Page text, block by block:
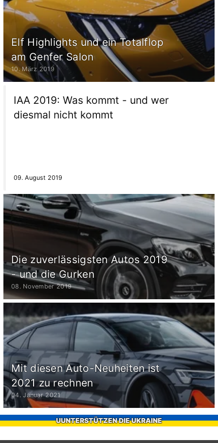
Elf Highlights und ein Totalflop
am Genfer Salon
10. März 2019
IAA 2019: Was kommt - und wer
diesmal nicht kommt
09. August 2019
Die zuverlässigsten Autos 2019
- und die Gurken
08. November 2019
Mit diesen Auto-Neuheiten ist
2021 zu rechnen
04. Januar 2021
UUNTERSTÜTZEN DIE UKRAINE